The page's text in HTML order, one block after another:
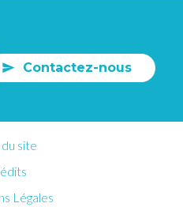
Contactez-nous
du site
Légales